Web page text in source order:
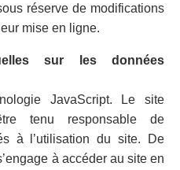
réserve de modifications
mise en ligne.
sur les données
JavaScript. Le site
tenu responsable de
à l’utilisation du site. De
à accéder au site en